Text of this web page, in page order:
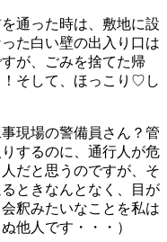
通った時は、敷地に設
た白い壁の出入り口は
が、ごみを捨てた帰
そして、ほっこり♡し
現場の警備員さん？管
するのに、通行人が危
だと思うのですが、そ
ときなんとなく、目が
釈みたいなことを私は
他人です・・・）